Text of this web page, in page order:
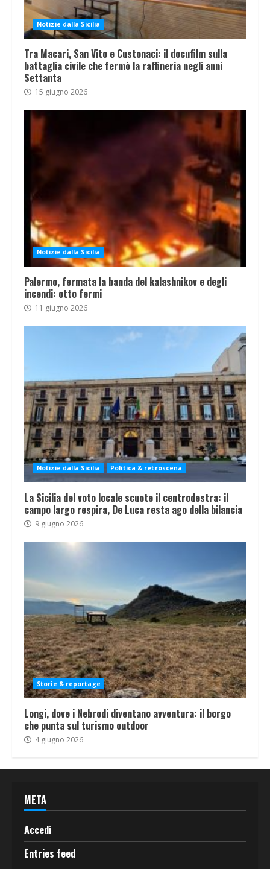
Notizie dalla Sicilia
Tra Macari, San Vito e Custonaci: il docufilm sulla
battaglia civile che fermò la raffineria negli anni
Settanta
15 giugno 2026
Notizie dalla Sicilia
Palermo, fermata la banda del kalashnikov e degli
incendi: otto fermi
11 giugno 2026
Notizie dalla Sicilia Politica & retroscena
La Sicilia del voto locale scuote il centrodestra: il
campo largo respira, De Luca resta ago della bilancia
9 giugno 2026
Storie & reportage
Longi, dove i Nebrodi diventano avventura: il borgo
che punta sul turismo outdoor
4 giugno 2026
META
Accedi
Entries feed